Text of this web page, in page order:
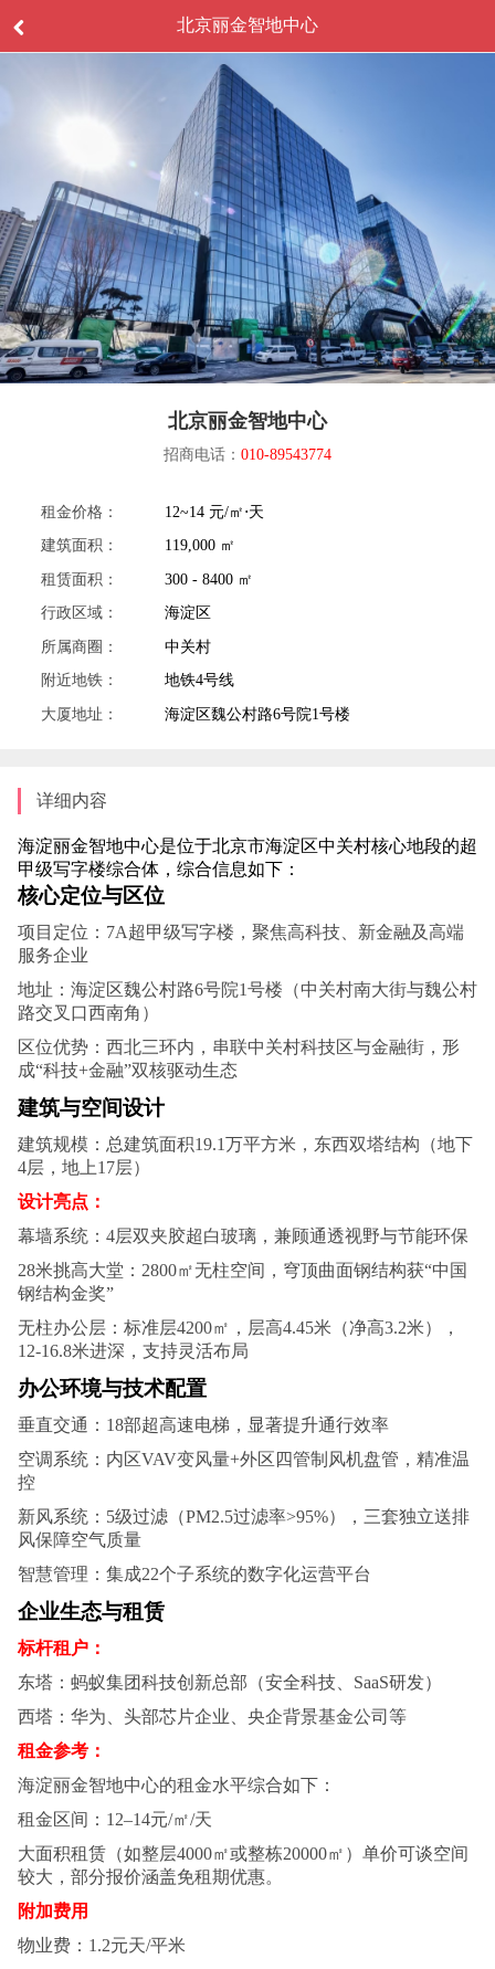
北京丽金智地中心
北京丽金智地中心
招商电话： 010-89543774
租金价格：
12~14 元/㎡⋅天
建筑面积：
119,000 ㎡
租赁面积：
300 - 8400 ㎡
行政区域：
海淀区
所属商圈：
中关村
附近地铁：
地铁4号线
大厦地址：
海淀区魏公村路6号院1号楼
详细内容
海淀丽金智地中心是位于北京市海淀区中关村核心地段的超
甲级写字楼综合体，综合信息如下：
核心定位与区位
项目定位‌：7A超甲级写字楼，聚焦高科技、新金融及高端
服务企业‌
地址‌：海淀区魏公村路6号院1号楼（中关村南大街与魏公村
路交叉口西南角）‌
区位优势‌：西北三环内，串联中关村科技区与金融街，形
成“科技+金融”双核驱动生态‌
建筑与空间设计
建筑规模‌：总建筑面积19.1万平方米，东西双塔结构（地下
4层，地上17层）‌
设计亮点‌：
幕墙系统‌：4层双夹胶超白玻璃，兼顾通透视野与节能环保‌
28米挑高大堂‌：2800㎡无柱空间，穹顶曲面钢结构获“中国
钢结构金奖”‌
无柱办公层‌：标准层4200㎡，层高4.45米（净高3.2米），
12-16.8米进深，支持灵活布局‌
办公环境与技术配置
垂直交通‌：18部超高速电梯，显著提升通行效率‌
空调系统‌：内区VAV变风量+外区四管制风机盘管，精准温
控‌
新风系统‌：5级过滤（PM2.5过滤率>95%），三套独立送排
风保障空气质量‌
智慧管理‌：集成22个子系统的数字化运营平台‌
企业生态与租赁
标杆租户‌：
东塔：蚂蚁集团科技创新总部（安全科技、SaaS研发）‌
西塔：华为、头部芯片企业、央企背景基金公司等‌
租金参考‌：
海淀丽金智地中心的租金水平综合如下：
租金区间‌：12–14元/㎡/天
大面积租赁（如整层4000㎡或整栋20000㎡）单价可谈空间
较大，部分报价涵盖免租期优惠。
附加费用
物业费‌：1.2元天/平米